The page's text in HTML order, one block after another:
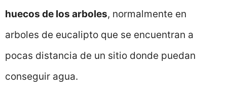
huecos de los arboles, normalmente en
arboles de eucalipto que se encuentran a
pocas distancia de un sitio donde puedan
conseguir agua.